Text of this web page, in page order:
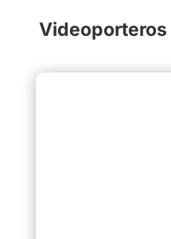
Videoporteros